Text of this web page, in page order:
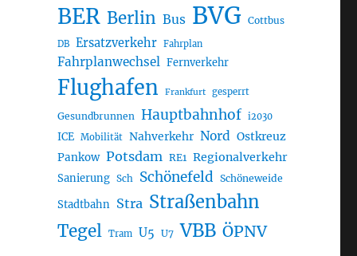
BER Berlin Bus BVG Cottbus
DB Ersatzverkehr Fahrplan
Fahrplanwechsel Fernverkehr
Flughafen Frankfurt gesperrt
Gesundbrunnen Hauptbahnhof i2030
ICE Mobilität Nahverkehr Nord Ostkreuz
Pankow Potsdam RE1 Regionalverkehr
Sanierung Sch Schönefeld Schöneweide
Stadtbahn Stra Straßenbahn
Tegel Tram U5 U7 VBB ÖPNV